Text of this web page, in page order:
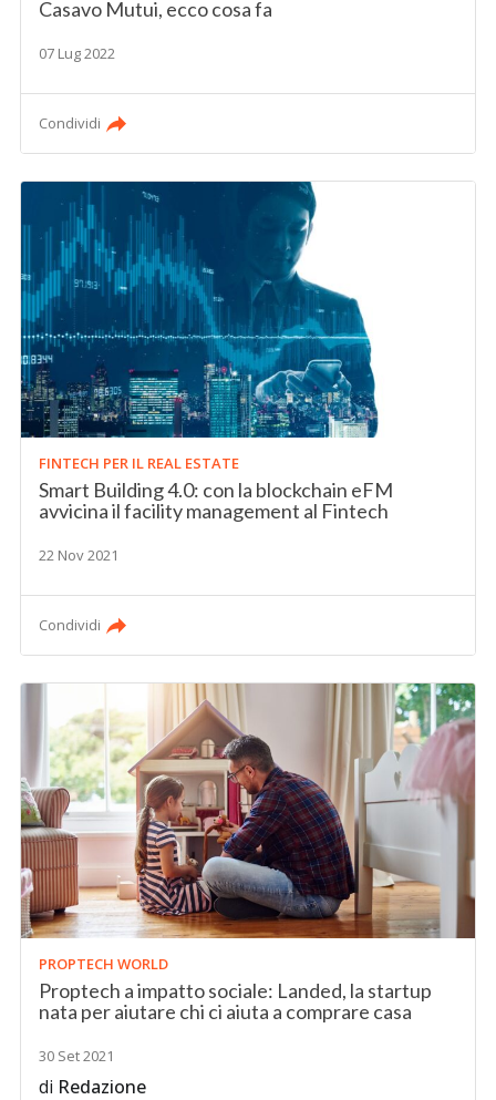
Casavo Mutui, ecco cosa fa
07 Lug 2022
Condividi
FINTECH PER IL REAL ESTATE
Smart Building 4.0: con la blockchain eFM
avvicina il facility management al Fintech
22 Nov 2021
Condividi
PROPTECH WORLD
Proptech a impatto sociale: Landed, la startup
nata per aiutare chi ci aiuta a comprare casa
30 Set 2021
di Redazione